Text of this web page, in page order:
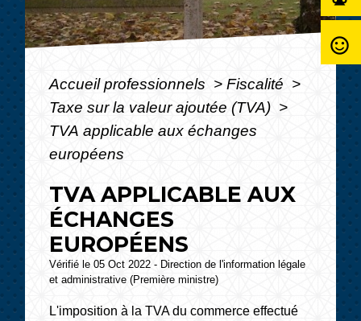
Accueil professionnels > Fiscalité >
Taxe sur la valeur ajoutée (TVA) >
TVA applicable aux échanges
européens
TVA APPLICABLE AUX
ÉCHANGES
EUROPÉENS
Vérifié le 05 Oct 2022 - Direction de l'information légale
et administrative (Première ministre)
L'imposition à la TVA du commerce effectué
sentiment_satisfied_alt